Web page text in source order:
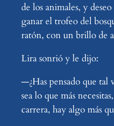
de los animales, y
ganar el trofeo del
ratón, con un brillo de
Lira sonrió y le dijo:
—¿Has pensado que tal
sea lo que más
carrera, hay algo más